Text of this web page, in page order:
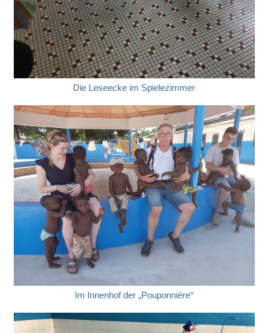
Die Leseecke im Spielezimmer
Im Innenhof der „Pouponnière“